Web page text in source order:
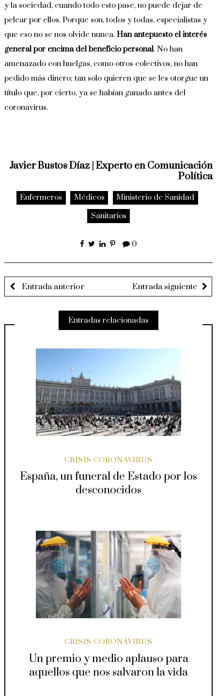
y la sociedad, cuando todo esto pase, no puede dejar de
pelear por ellos. Porque son, todos y todas, especialistas y
que eso no se nos olvide nunca.Han antepuesto el interés
general por encima del beneficio personal. No han
amenazado con huelgas, como otros colectivos, no han
pedido más dinero; tan solo quieren que se les otorgue un
título que, por cierto, ya se habían ganado antes del
coronavirus.
Javier Bustos Díaz | Experto en Comunicación
Política
Enfermeros Médicos
Ministerio de Sanidad
Sanitarios
0
Entrada anterior Entrada siguiente
Entradas relacionadas
CRISIS CORONAVIRUS
España, un funeral de Estado por los
desconocidos
CRISIS CORONAVIRUS
Un premio y medio aplauso para
aquellos que nos salvaron la vida